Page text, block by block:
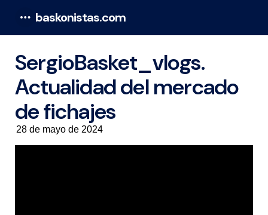
baskonistas.com
SergioBasket_vlogs.
Actualidad del mercado
de fichajes
28 de mayo de 2024